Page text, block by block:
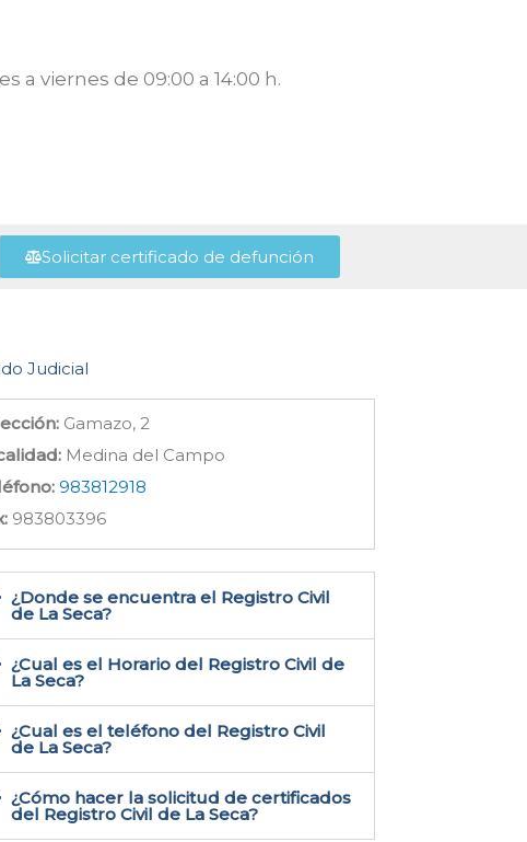
a viernes de 09:00 a 14:00 h.
Solicitar certificado de defunción
Judicial
Gamazo, 2
Medina del Campo
983812918
983803396
¿Donde se encuentra el Registro Civil
de La Seca​?
¿Cual es el Horario del Registro Civil de
La Seca?
¿Cual es el teléfono del Registro Civil
de La Seca​?
¿Cómo hacer la solicitud de certificados
del Registro Civil de La Seca​?